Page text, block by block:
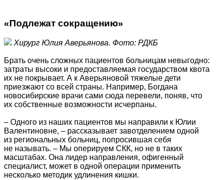
«Подлежат сокращению»
Хирург Юлия Аверьянова. Фото: РДКБ
Брать очень сложных пациентов больницам невыгодно:
затраты высоки и предоставляемая государством квота
их не покрывает. А к Аверьяновой тяжелые дети
приезжают со всей страны. Например, Богдана
новосибирские врачи сами сюда перевели, поняв, что
их собственные возможности исчерпаны.
– Одного из наших пациентов мы направили к Юлии
Валентиновне, – рассказывает завотделением одной
из региональных больниц, попросившая себя
не называть. – Мы оперируем СКК, но не в таких
масштабах. Она лидер направления, офигенный
специалист, может в одной операции применить
несколько методик удлинения кишки.